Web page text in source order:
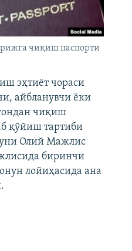
чиқиш паспорти
эҳтиёт чораси
айбланувчи ёки
чиқиш
қўйиш тартиби
Олий Мажлис
биринчи
лойиҳасида ана